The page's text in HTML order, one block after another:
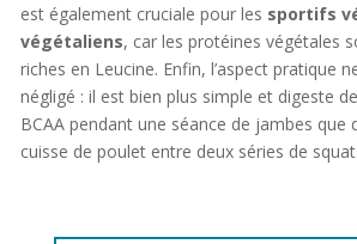
est également cruciale pour les sportifs
végétaliens, car les protéines végétales
riches en Leucine. Enfin, l’aspect pratique
négligé : il est bien plus simple et digeste
BCAA pendant une séance de jambes que
cuisse de poulet entre deux séries de